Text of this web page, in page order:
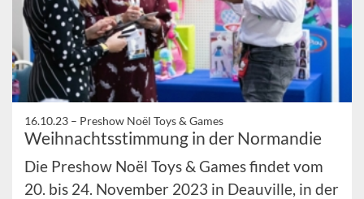
16.10.23 – Preshow Noël Toys & Games
Weihnachtsstimmung in der Normandie
Die Preshow Noël Toys & Games findet vom
20. bis 24. November 2023 in Deauville, in der